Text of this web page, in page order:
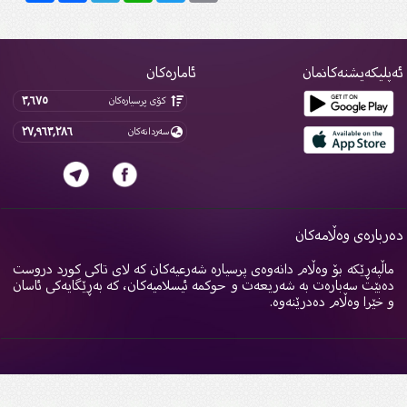
ئامارەکان
کۆی پرسیارەکان ٣,٦٧٥
سەردانەکان ٢٧,٩٦٣,٢٨٦
وەڵامەکان
ماڵپەڕێکە بۆ وەڵام دانەوەی پرسیارە شەرعیەکان کە لای تاکی کورد دروست
دەبێت سەبارەت بە شەریعەت و حوکمە ئیسلامیەکان، کە بەڕێگایەکی ئاسان
و خێرا وەڵام دەدرێنەوە.